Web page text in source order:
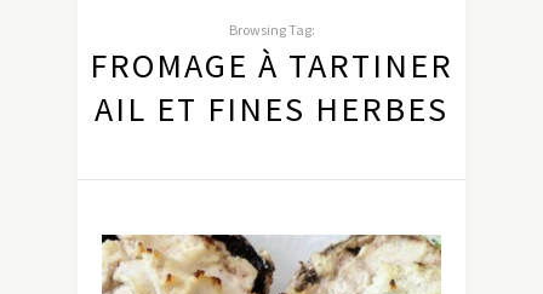
Browsing Tag:
FROMAGE À TARTINER
AIL ET FINES HERBES